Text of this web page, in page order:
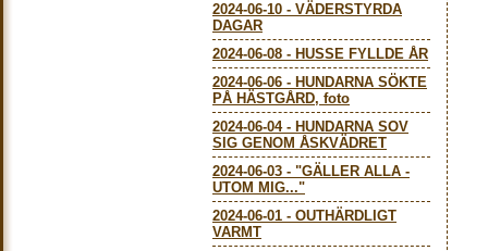
2024-06-10 - VÄDERSTYRDA
DAGAR
2024-06-08 - HUSSE FYLLDE ÅR
2024-06-06 - HUNDARNA SÖKTE
PÅ HÄSTGÅRD, foto
2024-06-04- HUNDARNA SOV
SIG GENOM ÅSKVÄDRET
2024-06-03 - "GÄLLER ALLA -
UTOM MIG..."
2024-06-01 - OUTHÄRDLIGT
VARMT